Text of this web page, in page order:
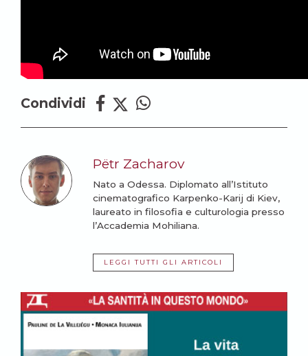
Condividi
Pëtr Zacharov
Nato a Odessa. Diplomato all’Istituto
cinematografico Karpenko-Karij di Kiev,
laureato in filosofia e culturologia presso
l’Accademia Mohiliana.
LEGGI TUTTI GLI ARTICOLI